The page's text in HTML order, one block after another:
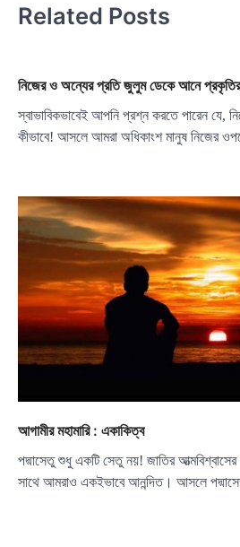
Related Posts
নিজের ও অন্যের প্রতি জুলুম ডেকে আনে
স্বাভাবিকভাবেই আপনি প্রশ্ন করতে পারেন যে,
কীভাবে! আসলে আমরা অধিকাংশ মানুষ নিজের
আগামীর মহামারি : একাকিত্ব
পদ্মাসেতু শুধু একটি সেতু নয়! জাতির
সাথে আমরাও একইভাবে আনন্দিত। আসলে